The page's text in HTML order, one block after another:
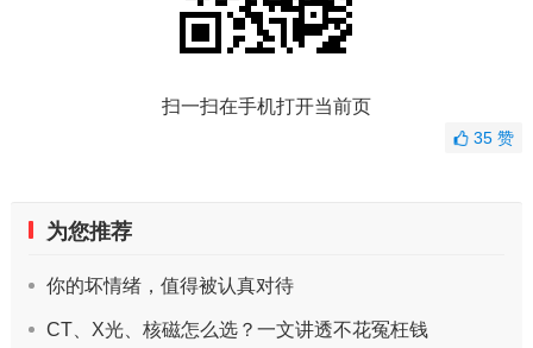
扫一扫在手机打开当前页
35赞
为您推荐
你的坏情绪，值得被认真对待
CT、X光、核磁怎么选？一文讲透不花冤枉钱